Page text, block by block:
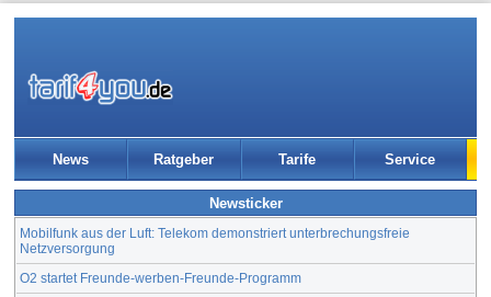
News Ratgeber Tarife Service
Newsticker
Mobilfunk aus der Luft: Telekom demonstriert unterbrechungsfreie
Netzversorgung
O2 startet Freunde-werben-Freunde-Programm